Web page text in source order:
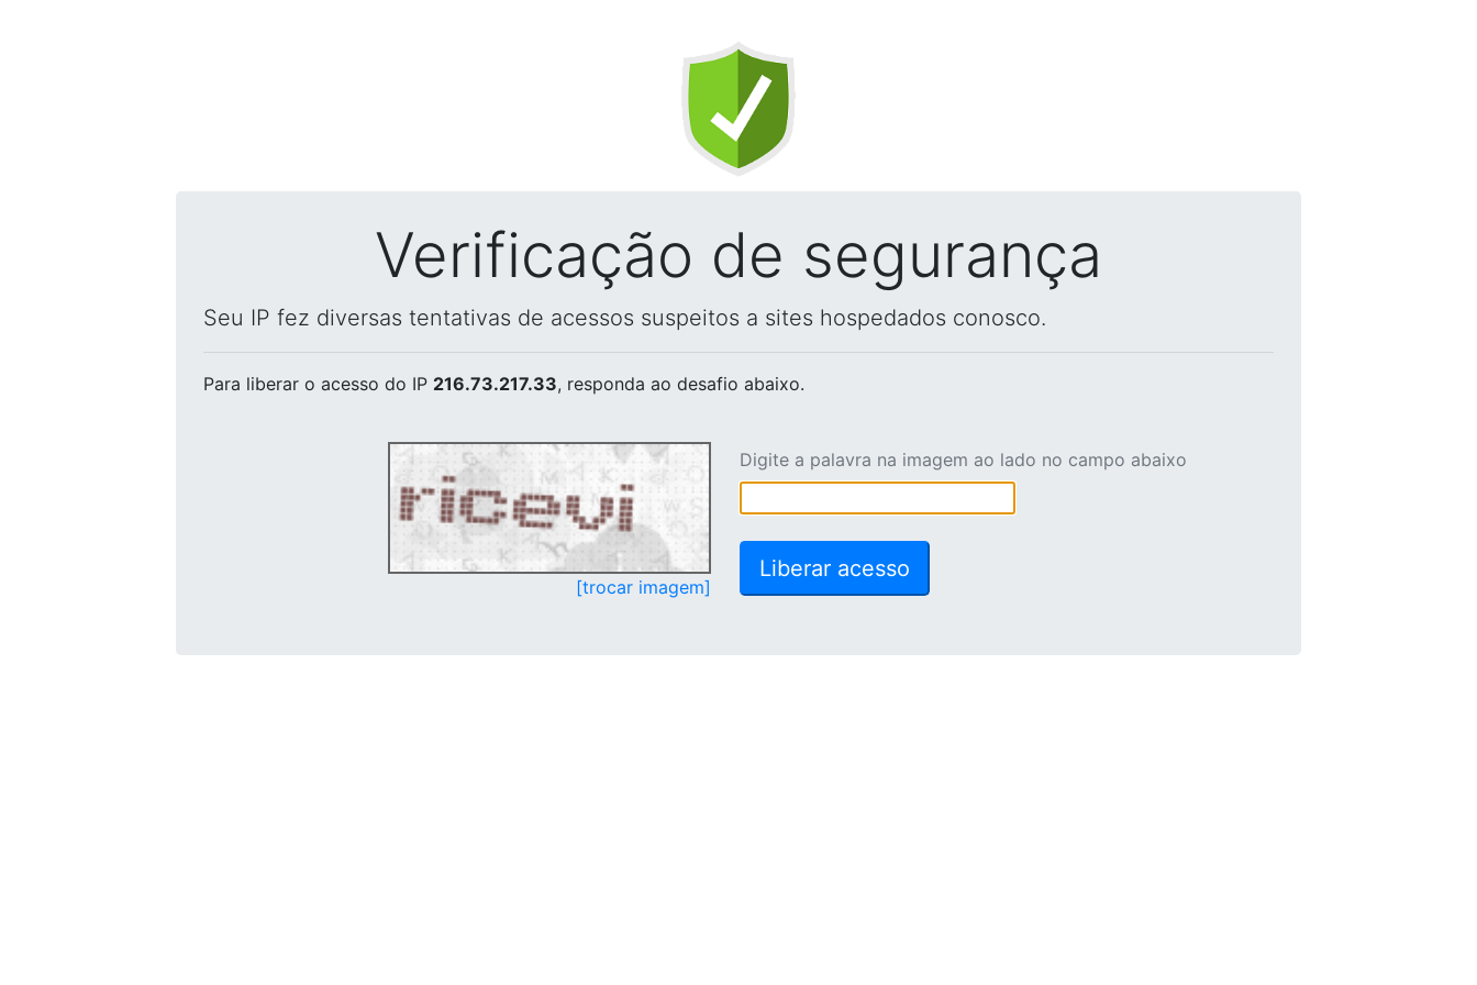
Verificação de segurança
Seu IP fez diversas tentativas de acessos suspeitos a sites hospedados conosco.
Para liberar o acesso do IP 216.73.217.33, responda ao desafio abaixo.
[trocar imagem]
Digite a palavra na imagem ao lado no campo abaixo